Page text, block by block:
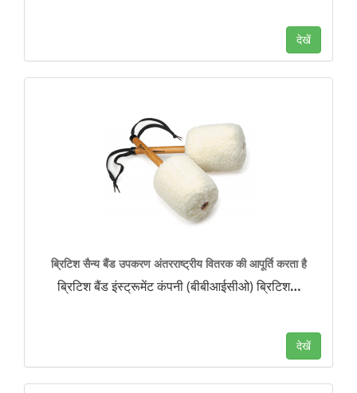
देखें
ब्रिटिश सैन्य बैंड उपकरण अंतरराष्ट्रीय वितरक की आपूर्ति करता है
ब्रिटिश बैंड इंस्ट्रूमेंट कंपनी (बीबीआईसीओ) ब्रिटिश…
देखें